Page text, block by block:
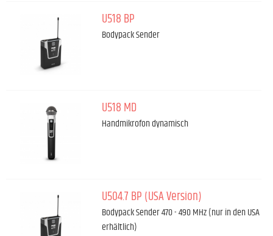
U518 BP
Bodypack Sender
U518 MD
Handmikrofon dynamisch
U504.7 BP (USA Version)
Bodypack Sender 470 - 490 MHz (nur in den USA
erhältlich)